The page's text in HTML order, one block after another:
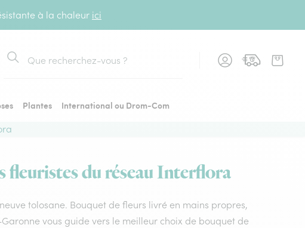
à la chaleur ici
Rechercher
Plantes
International ou Drom-Com
fleuristes du réseau Interflora
tolosane. Bouquet de fleurs livré en mains propres,
vous guide vers le meilleur choix de bouquet de